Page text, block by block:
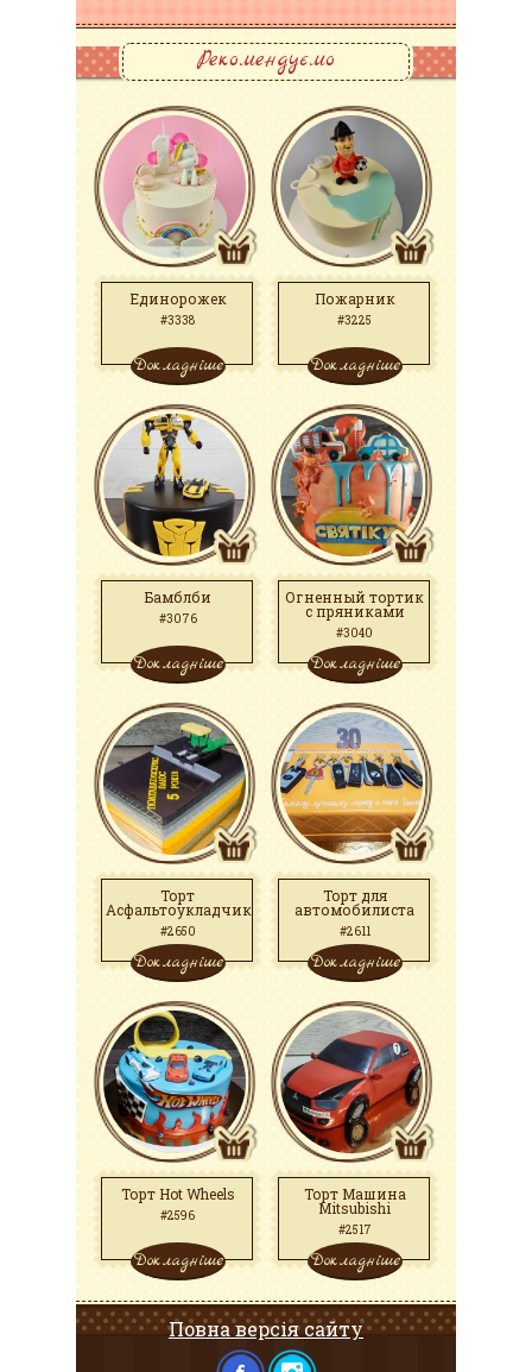
Рекомендуємо
Единорожек
#3338
Докладніше
Пожарник
#3225
Докладніше
Бамблби
#3076
Докладніше
Огненный тортик
с пряниками
#3040
Докладніше
Торт
Асфальтоукладчик
#2650
Докладніше
Торт для
автомобилиста
#2611
Докладніше
Торт Hot Wheels
#2596
Докладніше
Торт Машина
Mitsubishi
#2517
Докладніше
Повна версія сайту